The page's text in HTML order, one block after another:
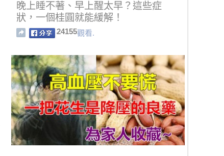
晚上睡不著、早上醒太早？這些症
狀，一個桂圓就能緩解！
24155觀看.